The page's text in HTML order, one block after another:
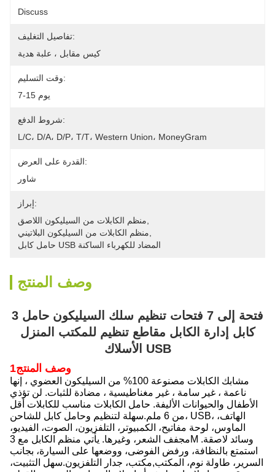
Discuss
تفاصيل التغليف:
كيس مقابل ، علبة هدية
وقت التسليم:
7-15 يوم
شروط الدفع:
L/C، D/A، D/P، T/T، Western Union، MoneyGram
القدرة على العرض:
شاور
إبراز:
منظم الكابلات من السيليكون اللاصق
منظم الكابلات من السيليكون البلاتيني
حامل كابل USB المضاد للكهرباء الساكنة
وصف المنتج
3 فتحة إلى 7 فتحات تنظيم سلك السيليكون حامل
كابل إدارة الكابل مقاطع تنظيم للمكتب المنزل
الأسلاك USB
1وصف المنتج
مشابك الكابلات مصنوعة 100% من السيليكون العضوي ، إنها
ناعمة ، غير سامة ، غير مغناطيسية ، مضادة للثبات. لن تؤذي
الأطفال والحيوانات الأليفة. حامل الكابلات مناسب للكابلات أقل
من 6 ملم.سهلة لتنظيم وحامل كابل للشاحن، USB، الهاتف،
الماوس، لوحة مفاتيح، الكمبيوتر، التلفزيون، الصوت، الفيديو،
مجفف الشعر، وغيرها. يأتي منظم الكابل مع 3M وسائد لاصقة.
استمتع بالنظافة، ورفض الفوضى، ووضعها على السيارة، بجانب
السرير، طاولة نوم، المكتب,مكتب، جدار التلفزيون.سهل التثبيت،